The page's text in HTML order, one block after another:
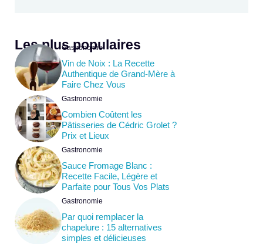
Les plus populaires
Gastronomie
Vin de Noix : La Recette
Authentique de Grand-Mère à
Faire Chez Vous
Gastronomie
Combien Coûtent les
Pâtisseries de Cédric Grolet ?
Prix et Lieux
Gastronomie
Sauce Fromage Blanc :
Recette Facile, Légère et
Parfaite pour Tous Vos Plats
Gastronomie
Par quoi remplacer la
chapelure : 15 alternatives
simples et délicieuses